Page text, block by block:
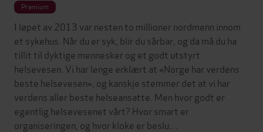
Premium
I løpet av 2013 var nesten to millioner nordmenn innom
et sykehus. Når du er syk, blir du sårbar, og da må du ha
tillit til dyktige mennesker og et godt utstyrt
helsevesen. Vi har lenge erklært at «Norge har verdens
beste helsevesen», og kanskje stemmer det at vi har
verdens aller beste helseansatte. Men hvor godt er
egentlig helsevesenet vårt? Hvor smart er
organiseringen, og hvor kloke er beslu…